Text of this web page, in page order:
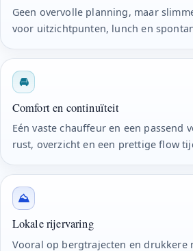
Geen overvolle planning, maar
voor uitzichtpunten, lunch en
🚘
Comfort en continuïteit
Eén vaste chauffeur en een passend
rust, overzicht en een prettige flow
⛰
Lokale rijervaring
Vooral op bergtrajecten en drukkere